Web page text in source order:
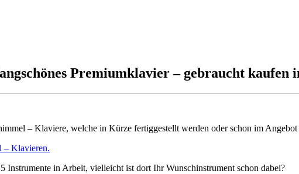
Premiumklavier – gebraucht kaufen
– Klaviere, welche in Kürze fertiggestellt werden oder schon im Angebot
– Klavieren.
in Arbeit, vielleicht ist dort Ihr Wunschinstrument schon dabei?